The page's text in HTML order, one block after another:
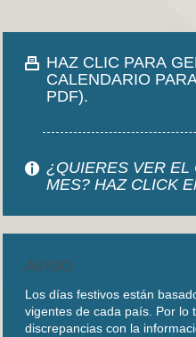
HAZ CLIC PARA
CALENDARIO
PDF).
¿QUIERES VER EL
MES? HAZ CLICK
AVISO
Los días festivos están
vigentes de cada país. Por lo
discrepancias con la